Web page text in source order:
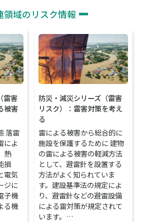
領域のリスク情報
雷害
被害
落雷
によ
熱
損
電気
ジに
子機
る機
防災・減災シリーズ（雷害
リスク）：雷害対策を考え
る
雷による被害から総合的に
施設を保護するために 建物
の雷による被害の軽減方法
として、避雷針を設置する
方法がよく知られていま
す。建設基準法の規定によ
り、避雷針などの避雷設備
による雷対策が規定されて
います。…